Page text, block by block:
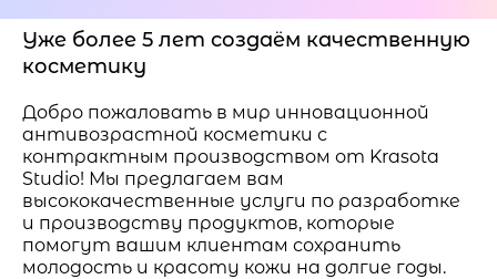
Уже более 5 лет создаём качественную
косметику
Добро пожаловать в мир инновационной
антивозрастной косметики с
контрактным производством от Krasota
Studio! Мы предлагаем вам
высококачественные услуги по разработке
и производству продуктов, которые
помогут вашим клиентам сохранить
молодость и красоту кожи на долгие годы.